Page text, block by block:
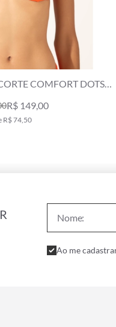
COMFORT DOTS
R$ 149,00
R$ 74,50
Ao me